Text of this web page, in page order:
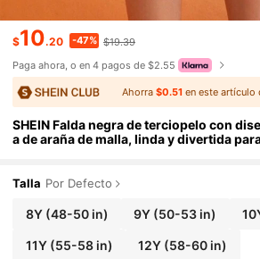
$10.20 -47% $19.39
Paga ahora, o en 4 pagos de $2.55
Ahorra $0.51en este artículo
SHEIN Falda negra de terciopelo con
a de araña de malla, linda y divertida
Talla Por Defecto
8Y(48-50 in) 9Y (50-53 in)
11Y(55-58 in) 12Y (58-60 in)